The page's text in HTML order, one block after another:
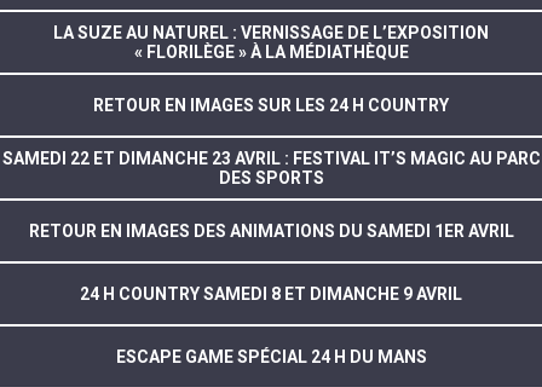
LA SUZE AU NATUREL : VERNISSAGE DE L’EXPOSITION
« FLORILÈGE » À LA MÉDIATHÈQUE
RETOUR EN IMAGES SUR LES 24 H COUNTRY
SAMEDI 22 ET DIMANCHE 23 AVRIL : FESTIVAL IT’S MAGIC AU PARC
DES SPORTS
RETOUR EN IMAGES DES ANIMATIONS DU SAMEDI 1ER AVRIL
24 H COUNTRY SAMEDI 8 ET DIMANCHE 9 AVRIL
ESCAPE GAME SPÉCIAL 24 H DU MANS